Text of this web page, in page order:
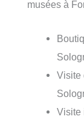
musées à
Visite
Visite